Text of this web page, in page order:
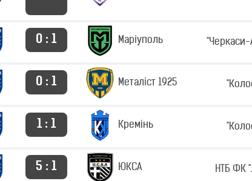
0 : 1 Маріуполь "Черкаси-
0 : 1 Металіст 1925
1 : 1 Кремінь
5 : 1 ЮКСА НТБ ФК